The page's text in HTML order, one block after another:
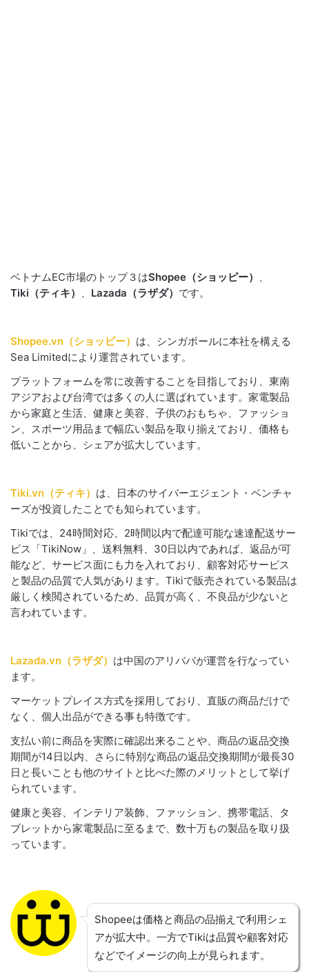
ベトナムEC市場のトップ３はShopee（ショッピー）
Tiki（ティキ）
Lazada（ラザダ） です。
Shopee.vn（ショッピー） は、シンガポールに本社を構える
Sea Limitedにより運営されています。
プラットフォームを常に改善することを目指しており、東南
アジアおよび台湾では多くの人に選ばれています。家電製品
から家庭と生活、健康と美容、子供のおもちゃ、ファッショ
ン、スポーツ用品まで幅広い製品を取り揃えており、価格も
低いことから、シェアが拡大しています。
Tiki.vn（ティキ） は、日本のサイバーエジェント・ベンチャ
ーズが投資したことでも知られています。
Tikiでは、24時間対応、2時間以内で配達可能な速達配送サー
ビス「TikiNow」、送料無料、30日以内であれば、返品が可
能など、サービス面にも力を入れており、顧客対応サービス
と製品の品質で人気があります。Tikiで販売されている製品は
厳しく検閲されているため、品質が高く、不良品が少ないと
言われています。
Lazada.vn（ラザダ） は中国のアリババが運営を行なってい
ます。
マーケットプレイス方式を採用しており、直販の商品だけで
なく、個人出品ができる事も特徴です。
支払い前に商品を実際に確認出来ることや、商品の返品交換
期間が14日以内、さらに特別な商品の返品交換期間が最長30
日と長いことも他のサイトと比べた際のメリットとして挙げ
られています。
健康と美容、インテリア装飾、ファッション、携帯電話、タ
ブレットから家電製品に至るまで、数十万もの製品を取り扱
っています。
Shopeeは価格と商品の品揃えで利用シェ
アが拡大中。一方でTikiは品質や顧客対応
などでイメージの向上が見られます。